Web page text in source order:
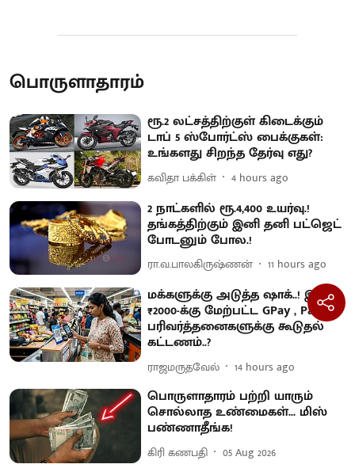
பொருளாதாரம்
ரூ.2 லட்சத்திற்குள் கிடைக்கும்
டாப் 5 ஸ்போர்ட்ஸ் பைக்குகள்:
உங்களது சிறந்த தேர்வு எது?
கவிதா பக்கிள் 4 hours ago
2 நாட்களில் ரூ.4,400 உயர்வு.!
தங்கத்திற்கும் இனி தனி பட்ஜெட்
போடனும் போல.!
ரா.வ.பாலகிருஷ்ணன் 11 hours ago
மக்களுக்கு அடுத்த ஷாக்..! இனி
₹2000-க்கு மேற்பட்ட GPay , Paytm
பரிவர்த்தனைகளுக்கு கூடுதல்
கட்டணம்..?
ராஜமருதவேல் 14 hours ago
பொருளாதாரம் பற்றி யாரும்
சொல்லாத உண்மைகள்... மிஸ்
பண்ணாதீங்க!
கிரி கணபதி 05 Aug 2026